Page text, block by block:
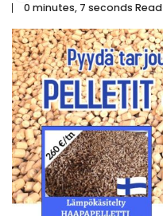
0 minutes, 7 seconds Read